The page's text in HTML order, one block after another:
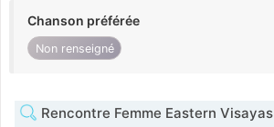
Chanson préférée
Non renseigné
Rencontre Femme Eastern Visayas